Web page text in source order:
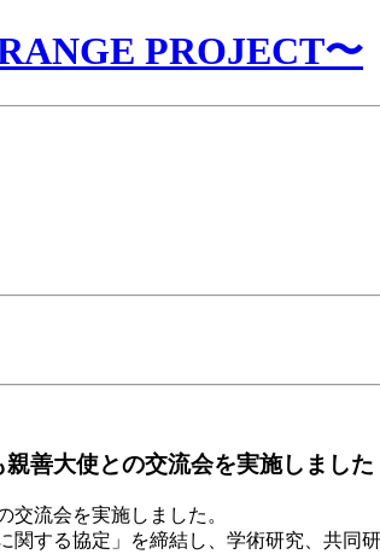
PROJECT〜
善大使との交流会を実施しました
交流会を実施しました。
する協定」を締結し、学術研究、共